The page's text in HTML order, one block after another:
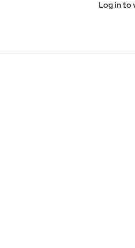
Log in to